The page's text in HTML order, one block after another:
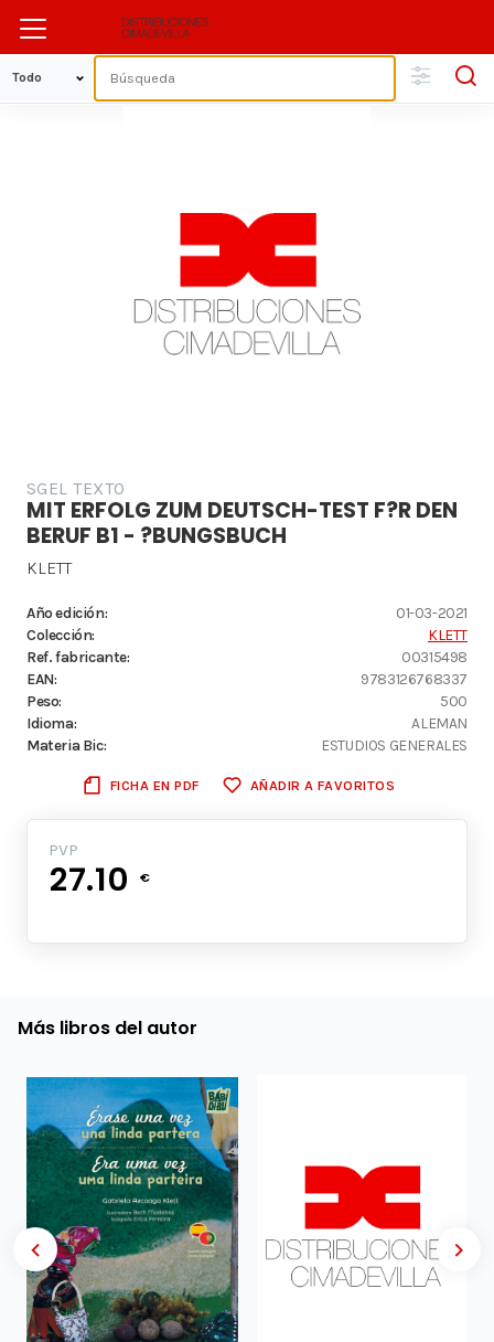
SGEL TEXTO
MIT ERFOLG ZUM DEUTSCH-TEST F?R DEN
BERUF B1 - ?BUNGSBUCH
KLETT
Año edición:
01-03-2021
Colección:
KLETT
Ref. fabricante:
00315498
EAN:
9783126768337
Peso:
500
Idioma:
ALEMAN
Materia Bic:
ESTUDIOS GENERALES
FICHA EN PDF AÑADIR A FAVORITOS
PVP
27.10 €
Más libros del autor